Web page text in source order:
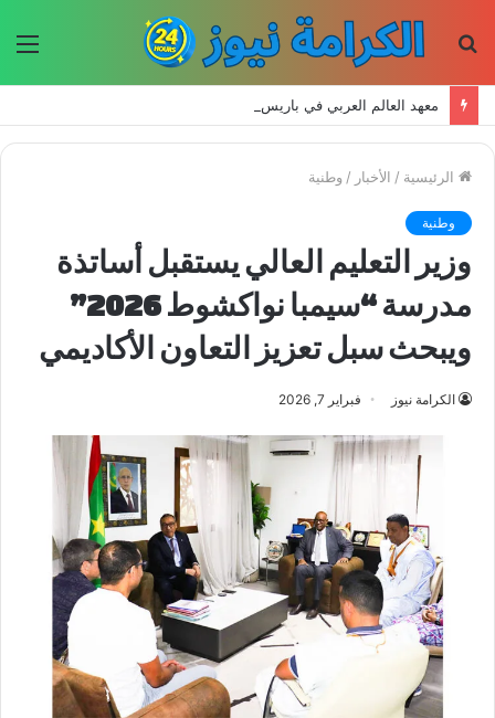
الرئيسية / الأخبار / وطنية
وطنية
وزير التعليم العالي يستقبل أساتذة
مدرسة “سيمبا نواكشوط 2026”
ويبحث سبل تعزيز التعاون الأكاديمي
الكرامة نيوز فبراير 7, 2026